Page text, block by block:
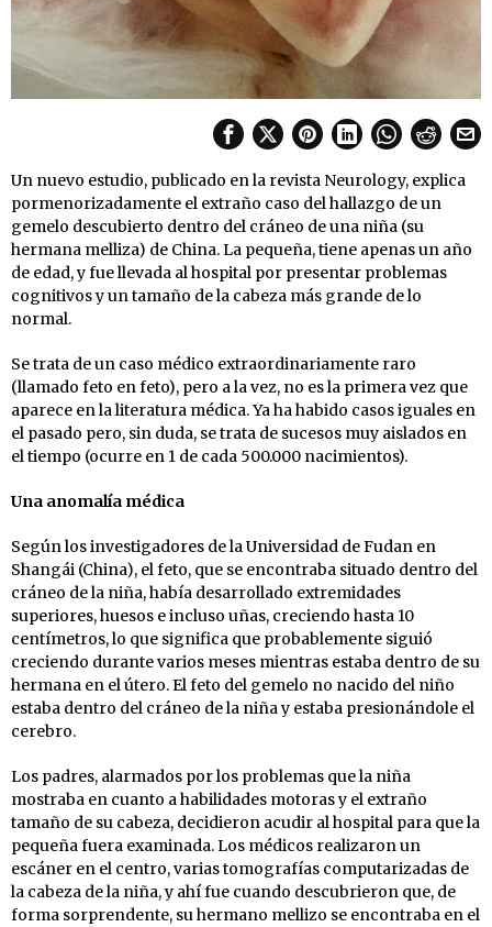
Un nuevo estudio, publicado en la revista Neurology, explica
pormenorizadamente el extraño caso del hallazgo de un
gemelo descubierto dentro del cráneo de una niña (su
hermana melliza) de China. La pequeña, tiene apenas un año
de edad, y fue llevada al hospital por presentar problemas
cognitivos y un tamaño de la cabeza más grande de lo
normal.
Se trata de un caso médico extraordinariamente raro
(llamado feto en feto), pero a la vez, no es la primera vez que
aparece en la literatura médica. Ya ha habido casos iguales en
el pasado pero, sin duda, se trata de sucesos muy aislados en
el tiempo (ocurre en 1 de cada 500.000 nacimientos).
Una anomalía médica
Según los investigadores de la Universidad de Fudan en
Shangái (China), el feto, que se encontraba situado dentro del
cráneo de la niña, había desarrollado extremidades
superiores, huesos e incluso uñas, creciendo hasta 10
centímetros, lo que significa que probablemente siguió
creciendo durante varios meses mientras estaba dentro de su
hermana en el útero. El feto del gemelo no nacido del niño
estaba dentro del cráneo de la niña y estaba presionándole el
cerebro.
Los padres, alarmados por los problemas que la niña
mostraba en cuanto a habilidades motoras y el extraño
tamaño de su cabeza, decidieron acudir al hospital para que la
pequeña fuera examinada. Los médicos realizaron un
escáner en el centro, varias tomografías computarizadas de
la cabeza de la niña, y ahí fue cuando descubrieron que, de
forma sorprendente, su hermano mellizo se encontraba en el